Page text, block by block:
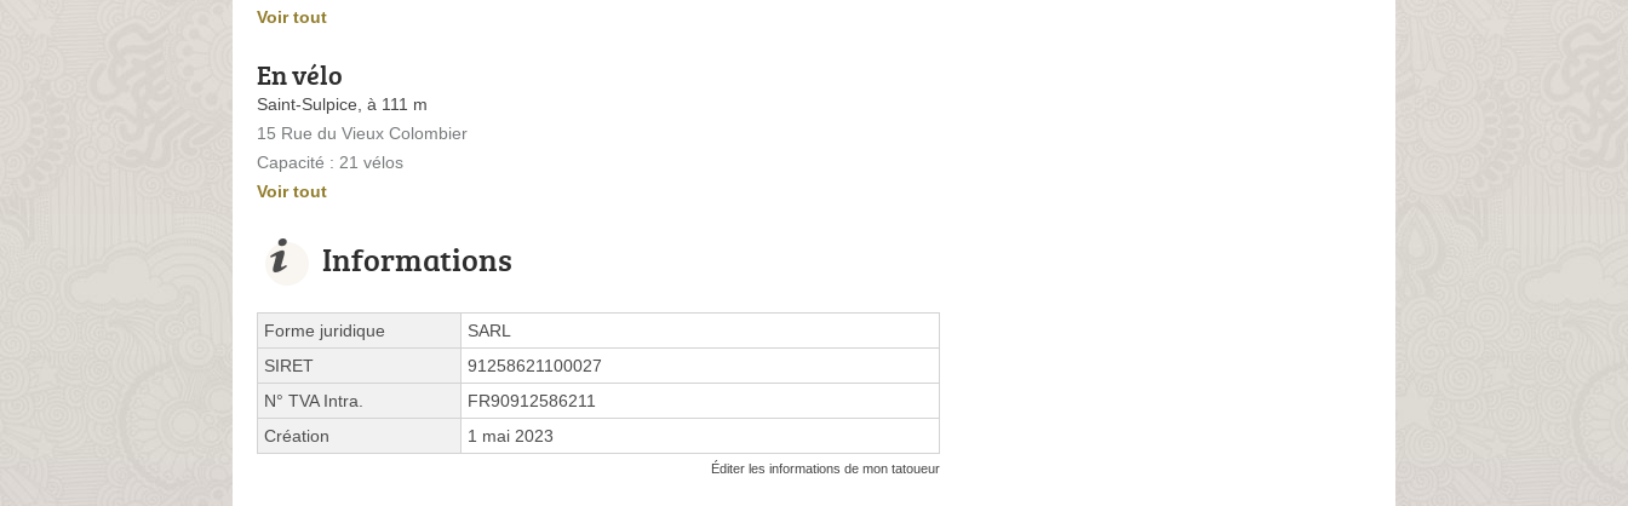
Voir tout
En vélo
Saint-Sulpice, à 111 m
15 Rue du Vieux Colombier
Capacité : 21 vélos
Voir tout
Informations
Forme juridique
SARL
SIRET
91258621100027
N° TVA Intra.
FR90912586211
Création
1 mai 2023
Éditer les informations de mon tatoueur